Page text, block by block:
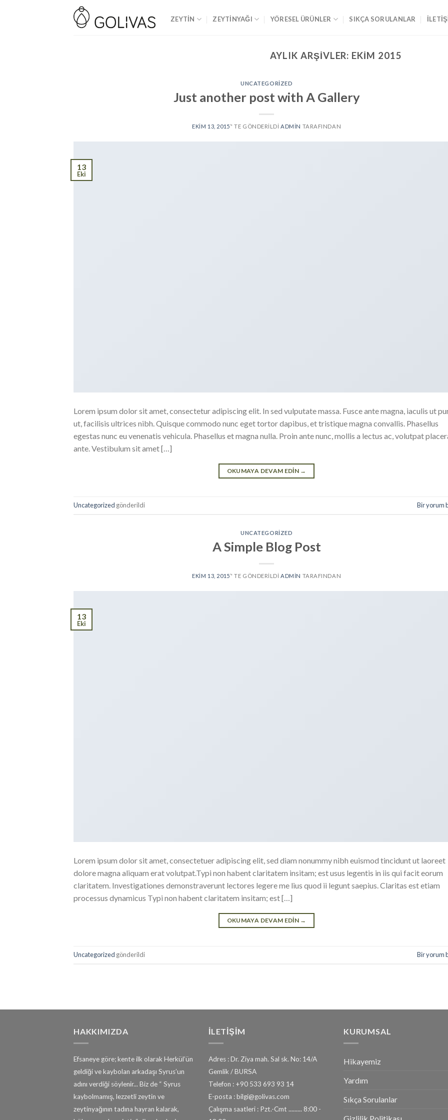
ZEYTİN ZEYTİNYAĞI YÖRESEL ÜRÜNLER SIKÇA SORULANLAR
AYLIK ARŞIVLER: EKIM 2015
UNCATEGORIZED
Just another post with A Gallery
EKIM 13, 2015’' TE GÖNDERILDI ADMIN TARAFINDAN
13
Eki
Lorem ipsum dolor sit amet, consectetur adipiscing elit. In sed vulputate massa. Fusce ante magna, iaculis ut
ut, facilisis ultrices nibh. Quisque commodo nunc eget tortor dapibus, et tristique magna convallis. Phasellus
egestas nunc eu venenatis vehicula. Phasellus et magna nulla. Proin ante nunc, mollis a lectus ac, volutpat
ante. Vestibulum sit amet […]
OKUMAYA DEVAM EDIN →
Uncategorized gönderildi Bir yorum
UNCATEGORIZED
A Simple Blog Post
EKIM 13, 2015’' TE GÖNDERILDI ADMIN TARAFINDAN
13
Eki
Lorem ipsum dolor sit amet, consectetuer adipiscing elit, sed diam nonummy nibh euismod tincidunt ut laoreet
dolore magna aliquam erat volutpat.Typi non habent claritatem insitam; est usus legentis in iis qui facit eorum
claritatem. Investigationes demonstraverunt lectores legere me lius quod ii legunt saepius. Claritas est etiam
processus dynamicus Typi non habent claritatem insitam; est […]
OKUMAYA DEVAM EDIN →
Uncategorized gönderildi Bir yorum
HAKKIMIZDA
Efsaneye göre; kente ilk olarak Herkül’ün
geldiği ve kaybolan arkadaşı Syrus’un
adını verdiği söylenir... Biz de “ Syrus
kaybolmamış, lezzetli zeytin ve
zeytinyağının tadına hayran kalarak,
İLETİŞİM
Adres : Dr. Ziya mah. Sal sk. No: 14/A
Gemlik / BURSA
Telefon : +90 533 693 93 14
E-posta : bilgi@golivas.com
Çalışma saatleri : Pzt.-Cmt ......... 8:00 -
KURUMSAL
Hikayemiz
Yardım
Sıkça Sorulanlar